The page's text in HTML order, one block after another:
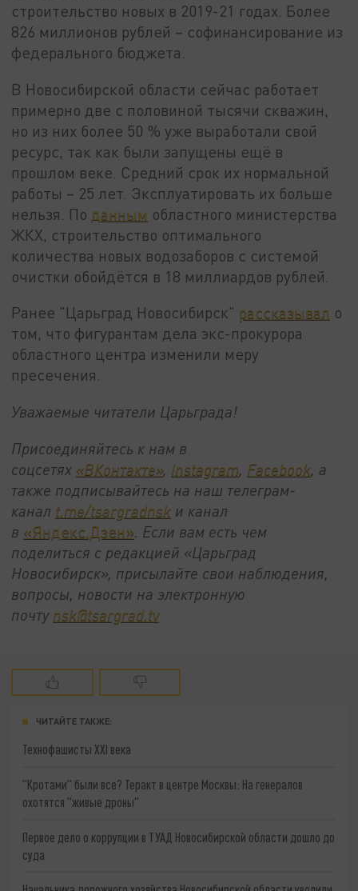
строительство новых в 2019-21 годах. Более
826 миллионов рублей – софинансирование из
федерального бюджета.
В Новосибирской области сейчас работает
примерно две с половиной тысячи скважин,
но из них более 50 % уже выработали свой
ресурс, так как были запущены ещё в
прошлом веке. Средний срок их нормальной
работы – 25 лет. Эксплуатировать их больше
нельзя. По данным областного министерства
ЖКХ, строительство оптимального
количества новых водозаборов с системой
очистки обойдётся в 18 миллиардов рублей.
Ранее "Царьград Новосибирск" рассказывал о
том, что фигурантам дела экс-прокурора
областного центра изменили меру
пресечения.
Уважаемые читатели Царьграда!
Присоединяйтесь к нам в
соцсетях «ВКонтакте», Instagram Facebook , а
также подписывайтесь на наш телеграм-
канал t.me/tsargradnsk и канал
в «Яндекс.Дзен» . Если вам есть чем
поделиться с редакцией «Царьград
Новосибирск», присылайте свои наблюдения,
вопросы, новости на электронную
почту nsk@tsargrad.tv
ЧИТАЙТЕ ТАКЖЕ:
Технофашисты XXI века
"Кротами" были все? Теракт в центре Москвы: На генералов
охотятся "живые дроны"
Первое дело о коррупции в ТУАД Новосибирской области дошло до
суда